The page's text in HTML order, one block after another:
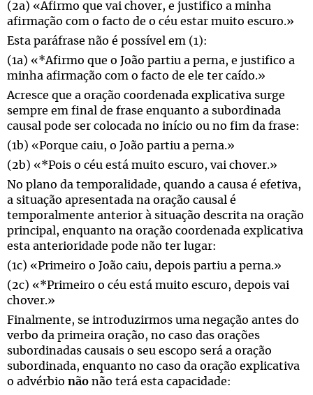
(2a) «Afirmo que vai chover, e justifico a minha
afirmação com o facto de o céu estar muito escuro.»
Esta paráfrase não é possível em (1):
(1a) «*Afirmo que o João partiu a perna, e justifico a
minha afirmação com o facto de ele ter caído.»
Acresce que a oração coordenada explicativa surge
sempre em final de frase enquanto a subordinada
causal pode ser colocada no início ou no fim da frase:
(1b) «Porque caiu, o João partiu a perna.»
(2b) «*Pois o céu está muito escuro, vai chover.»
No plano da temporalidade, quando a causa é efetiva,
a situação apresentada na oração causal é
temporalmente anterior à situação descrita na oração
principal, enquanto na oração coordenada explicativa
esta anterioridade pode não ter lugar:
(1c) «Primeiro o João caiu, depois partiu a perna.»
(2c) «*Primeiro o céu está muito escuro, depois vai
chover.»
Finalmente, se introduzirmos uma negação antes do
verbo da primeira oração, no caso das orações
subordinadas causais o seu escopo será a oração
subordinada, enquanto no caso da oração explicativa
o advérbio não não terá esta capacidade: